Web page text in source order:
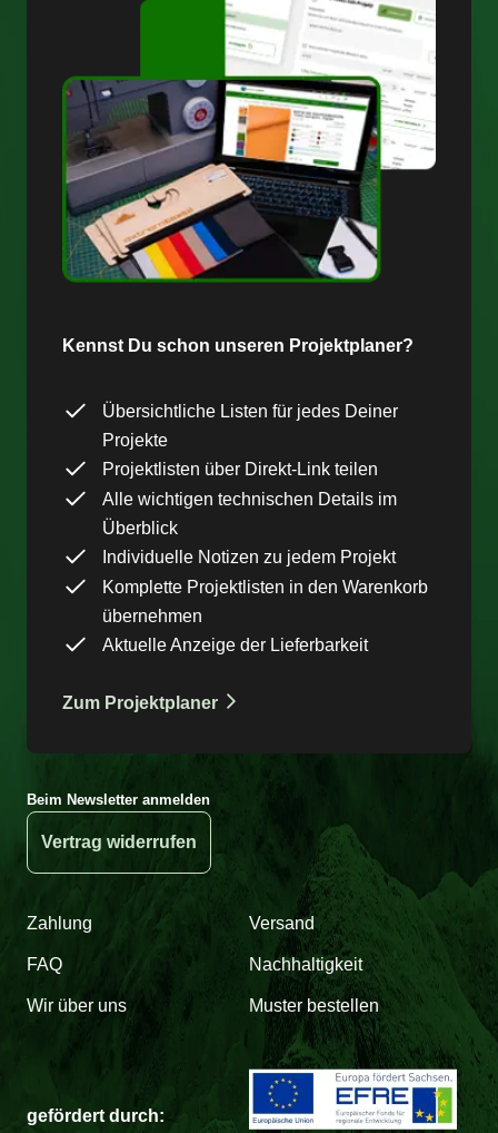
Kennst Du schon unseren Projektplaner?
Übersichtliche Listen für jedes Deiner
Projekte
Projektlisten über Direkt-Link teilen
Alle wichtigen technischen Details im
Überblick
Individuelle Notizen zu jedem Projekt
Komplette Projektlisten in den Warenkorb
übernehmen
Aktuelle Anzeige der Lieferbarkeit
Zum Projektplaner
Beim Newsletter anmelden
Vertrag widerrufen
Zahlung Versand
FAQ Nachhaltigkeit
Wir über uns Muster bestellen
gefördert durch: